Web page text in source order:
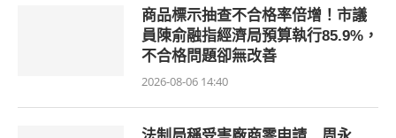
商品標示抽查不合格率倍增！市議
員陳俞融指經濟局預算執行85.9%，
不合格問題卻無改善
2026-08-06 14:40